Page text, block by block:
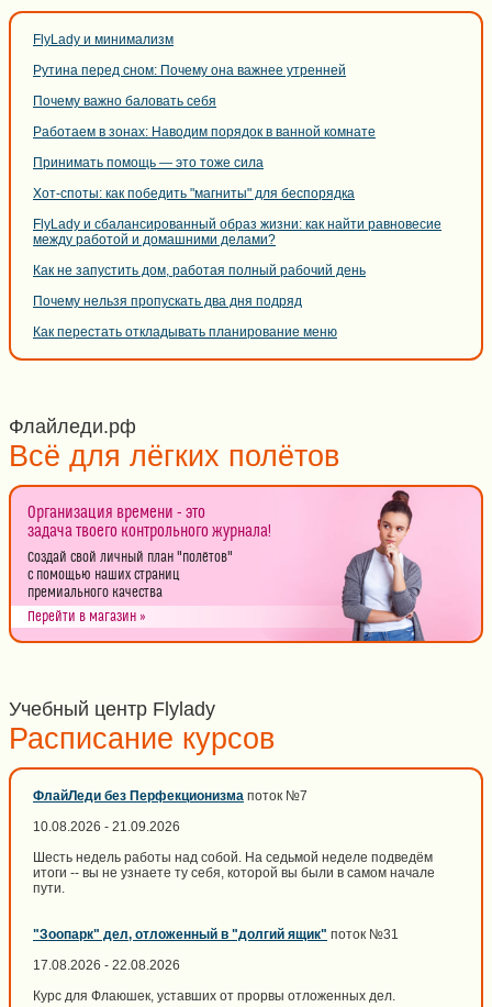
FlyLady и минимализм
Рутина перед сном: Почему она важнее утренней
Почему важно баловать себя
Работаем в зонах: Наводим порядок в ванной комнате
Принимать помощь — это тоже сила
Хот-споты: как победить "магниты" для беспорядка
FlyLady и сбалансированный образ жизни: как найти равновесие
между работой и домашними делами?
Как не запустить дом, работая полный рабочий день
Почему нельзя пропускать два дня подряд
Как перестать откладывать планирование меню
Флайледи.рф
Всё для лёгких полётов
Организация времени - это
задача твоего контрольного журнала!
Создай свой личный план "полётов"
с помощью наших страниц
премиального качества
Перейти в магазин »
Учебный центр Flylady
Расписание курсов
ФлайЛеди без Перфекционизма поток №7
10.08.2026 - 21.09.2026
Шесть недель работы над собой. На седьмой неделе подведём
итоги -- вы не узнаете ту себя, которой вы были в самом начале
пути.
"Зоопарк" дел, отложенный в "долгий ящик" поток №31
17.08.2026 - 22.08.2026
Курс для Флаюшек, уставших от прорвы отложенных дел.